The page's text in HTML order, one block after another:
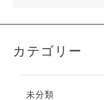
カテゴリー
未分類